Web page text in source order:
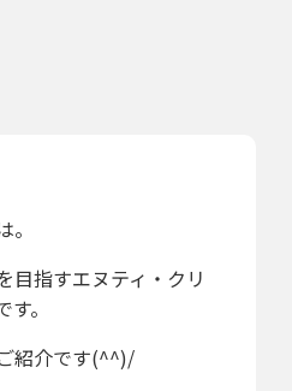
目指すエヌティ・クリ
。
紹介です(^^)/